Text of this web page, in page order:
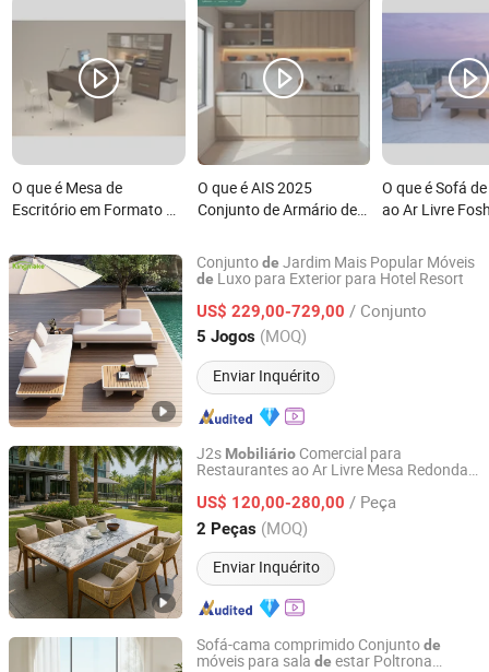
O que é Mesa de
Escritório em Formato U
Acabamento de
Melamina
O que é AIS 2025
Conjunto de Armário de
Simples Montado Cor de
Madeira Conjunto de
Folheado Marrom
Mobiliário de Cozinha
com Ilha
O que é Sofá
ao Ar Livre
Revestido a
Pátio
Conjuntode Jardim Mais Popular Móveis
de Luxo para Exterior para Hotel Resort
US$ 229,00-729,00 / Conjunto
5 Jogos (MOQ)
Enviar Inquérito
Foshan Kingmake Industry Co., Ltd.
Guangdong, China Desde 2025
J2s Mobiliário Comercial para
Restaurantes ao Ar Livre Mesa Redonda
Hotel à Beira-Mar
US$ 120,00-280,00 / Peça
2 Peças (MOQ)
Enviar Inquérito
Foshan J2S Furniture Co., Ltd.
Guangdong, China Desde 2025
Sofá-cama comprimido Conjuntode
móveis para sala de estar Poltrona